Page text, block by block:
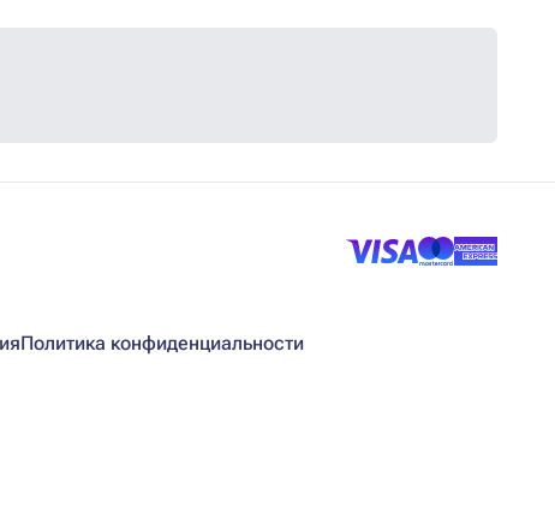
Политика конфиденциальности